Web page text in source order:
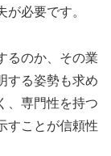
必要です。
るのか、その業
する姿勢も求め
、専門性を持つ
すことが信頼性